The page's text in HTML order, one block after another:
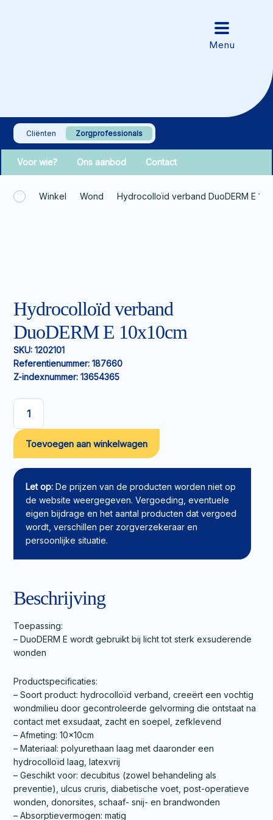
Cliënten Zorgprofessionals
Voor wie? Ons aanbod Contact
Winkel Wond Hydrocolloïd verband DuoDERM E
Hydrocolloïd verband
DuoDERM E 10x10cm
SKU: 1202101
Referentienummer: 187660
Z-indexnummer: 13654365
Hydrocolloïd
verband
DuoDERM
E
10x10cm
aantal
Toevoegen aan winkelwagen
Let op: De prijzen van de producten worden niet op
de website weergegeven. Vergoeding, eventuele
eigen bijdrage en het aantal producten dat vergoed
wordt, verschillen per zorgverzekeraar en
persoonlijke situatie.
Beschrijving
Toepassing:
– DuoDERM E wordt gebruikt bij licht tot sterk exsuderende
wonden
Productspecificaties:
– Soort product: hydrocolloïd verband, creeërt een vochtig
wondmilieu door gecontroleerde gelvorming die ontstaat na
contact met exsudaat, zacht en soepel, zefklevend
– Afmeting: 10x10cm
– Materiaal: polyurethaan laag met daaronder een
hydrocolloïd laag, latexvrij
– Geschikt voor: decubitus (zowel behandeling als
preventie), ulcus cruris, diabetische voet, post-operatieve
wonden, donorsites, schaaf- snij- en brandwonden
– Absorptievermogen: matig